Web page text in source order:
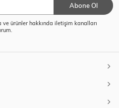
Abone Ol
ürünler hakkında iletişim kanalları